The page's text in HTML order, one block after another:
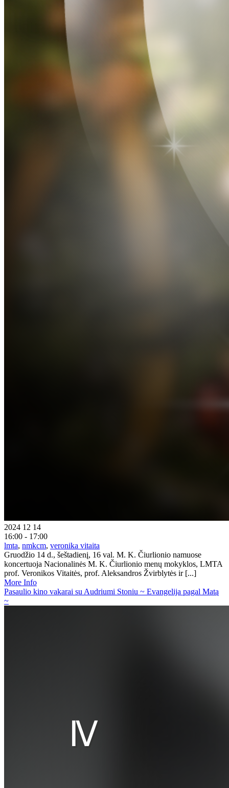
2024 12 14
16:00 - 17:00
lmta, nmkcm, veronika vitaita
Gruodžio 14 d., šeštadienį, 16 val. M. K. Čiurlionio namuose
koncertuoja Nacionalinės M. K. Čiurlionio menų mokyklos, LMTA
prof. Veronikos Vitaitės, prof. Aleksandros Žvirblytės ir [...]
More Info
Pasaulio kino vakarai su Audriumi Stoniu ~ Evangelija pagal Matą
~